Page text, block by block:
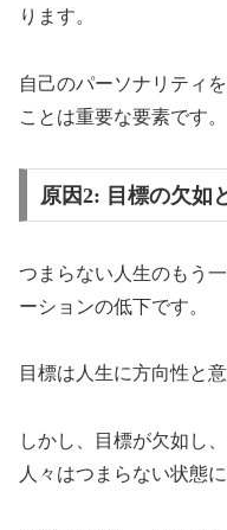
ります。
自己のパーソナリティ
ことは重要な要素です。
原因2: 目標の欠如
つまらない人生のもう
ーションの低下です。
目標は人生に方向性と
しかし、目標が欠如し
人々はつまらない状態